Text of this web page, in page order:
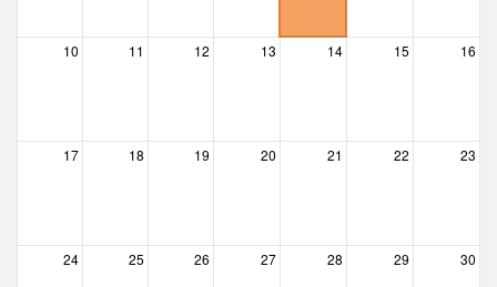
Délegyháza
Dunabogdány
10 11 12 13 14 15 16
17 18 19 20 21 22 23
24 25 26 27 28 29 30
– 05
– 07
– 09